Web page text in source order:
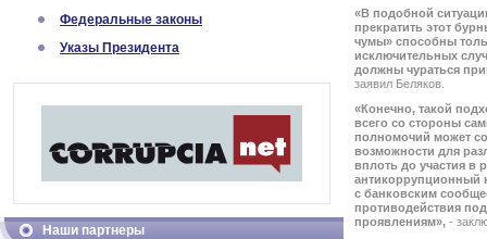
Федеральные законы
Указы Президента
Наши партнеры
«В подобной
прекратить этот
чумы» способны
исключительных
должны чураться
заявил Беляков.
«Конечно, такой
всего со стороны
полномочий может
возможности для
вплоть до участия в
антикоррупционный
с банковским
противодействия
проявлениям», -